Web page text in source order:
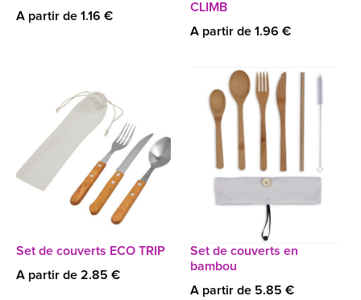
A partir de 1.16 €
CLIMB
A partir de 1.96 €
Set de couverts ECO TRIP
A partir de 2.85 €
Set de couverts en
bambou
A partir de 5.85 €